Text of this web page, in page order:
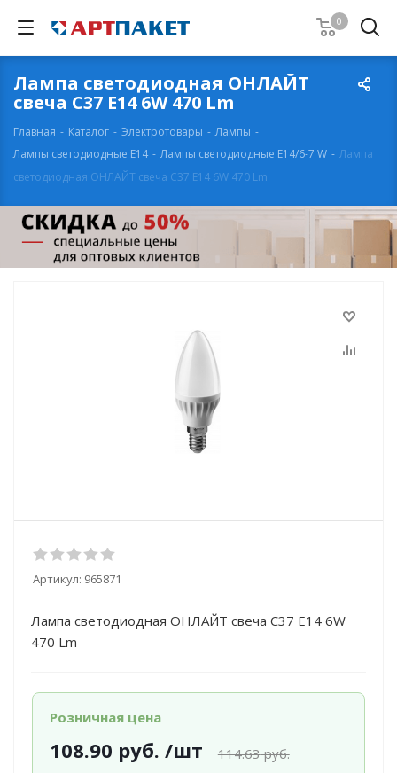
0
Лампа светодиодная ОНЛАЙТ
свеча С37 Е14 6W 470 Lm
Главная - Каталог - Электротовары - Лампы -
Лампы светодиодные Е14 - Лампы светодиодные Е14/6-7 W - Лампа
светодиодная ОНЛАЙТ свеча С37 Е14 6W 470 Lm
Артикул: 965871
Лампа светодиодная ОНЛАЙТ свеча С37 Е14 6W
470 Lm
Розничная цена
108.90 руб. /шт 114.63руб.